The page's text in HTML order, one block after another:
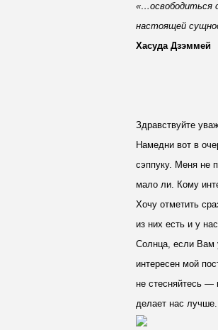
«…освободиться
настоящей
Хасуда Дзэммей
Здравствуйте
Намедни вот в
сэппуку. Меня не
мало ли. Кому
Хочу отметить
из них есть и у
Солнца, если Вам
интересен мой
не стесняйтесь —
делает нас лучше.